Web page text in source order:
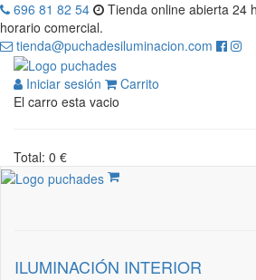
696 81 82 54 Tienda online abierta 24
horario comercial.
tienda@puchadesiluminacion.com
Iniciar sesión
Carrito
El carro esta vacio
Total: 0 €
ILUMINACIÓN INTERIOR